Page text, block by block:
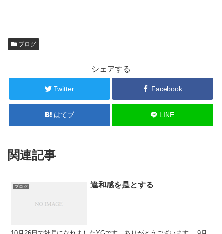
ブログ
シェアする
Twitter Facebook
はてブ LINE
関連記事
ブログ 違和感を是とする